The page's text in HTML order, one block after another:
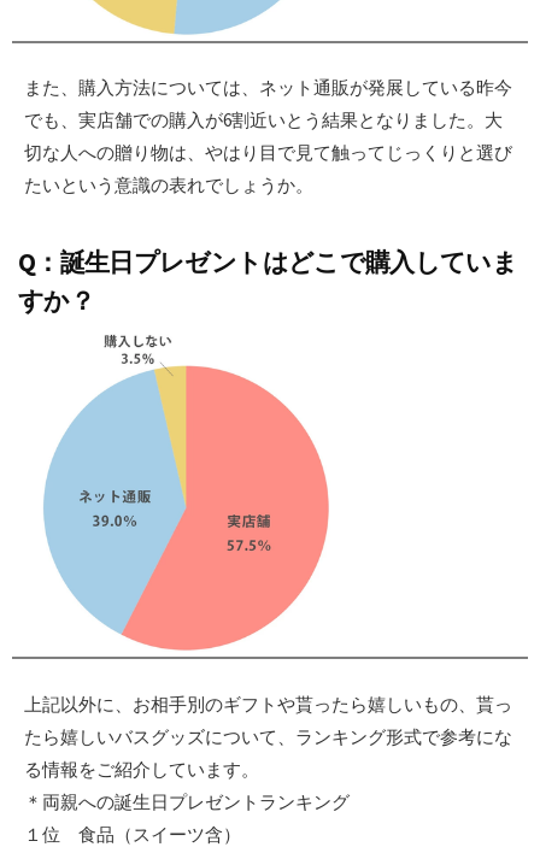
また、購入方法については、ネット通販が発展している昨今
でも、実店舗での購入が6割近いとう結果となりました。大
切な人への贈り物は、やはり目で見て触ってじっくりと選び
たいという意識の表れでしょうか。
Q：誕生日プレゼントはどこで購入していま
すか？
上記以外に、お相手別のギフトや貰ったら嬉しいもの、貰っ
たら嬉しいバスグッズについて、ランキング形式で参考にな
る情報をご紹介しています。
＊両親への誕生日プレゼントランキング
１位 食品（スイーツ含）